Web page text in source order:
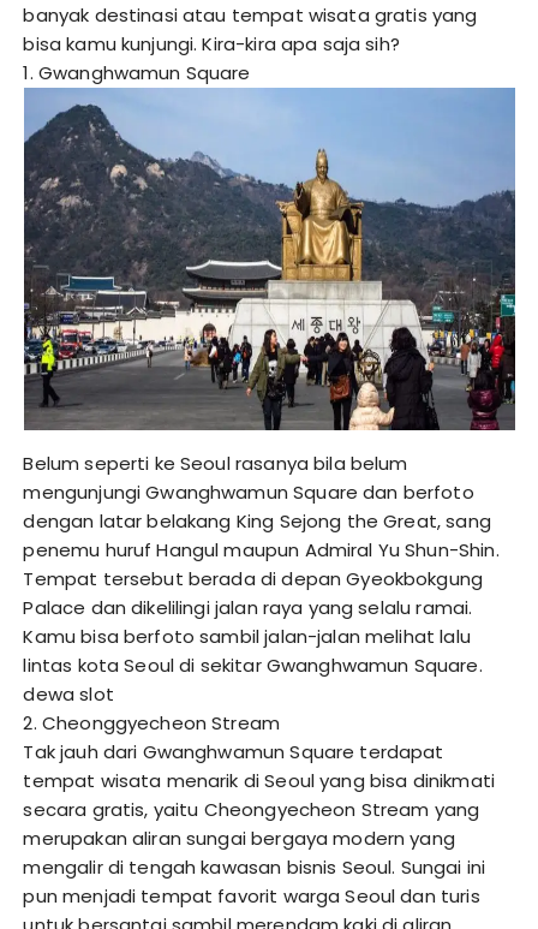
banyak destinasi atau tempat wisata gratis yang
bisa kamu kunjungi. Kira-kira apa saja sih?
1. Gwanghwamun Square
Belum seperti ke Seoul rasanya bila belum
mengunjungi Gwanghwamun Square dan berfoto
dengan latar belakang King Sejong the Great, sang
penemu huruf Hangul maupun Admiral Yu Shun-Shin.
Tempat tersebut berada di depan Gyeokbokgung
Palace dan dikelilingi jalan raya yang selalu ramai.
Kamu bisa berfoto sambil jalan-jalan melihat lalu
lintas kota Seoul di sekitar Gwanghwamun Square.
dewa slot
2. Cheonggyecheon Stream
Tak jauh dari Gwanghwamun Square terdapat
tempat wisata menarik di Seoul yang bisa dinikmati
secara gratis, yaitu Cheongyecheon Stream yang
merupakan aliran sungai bergaya modern yang
mengalir di tengah kawasan bisnis Seoul. Sungai ini
pun menjadi tempat favorit warga Seoul dan turis